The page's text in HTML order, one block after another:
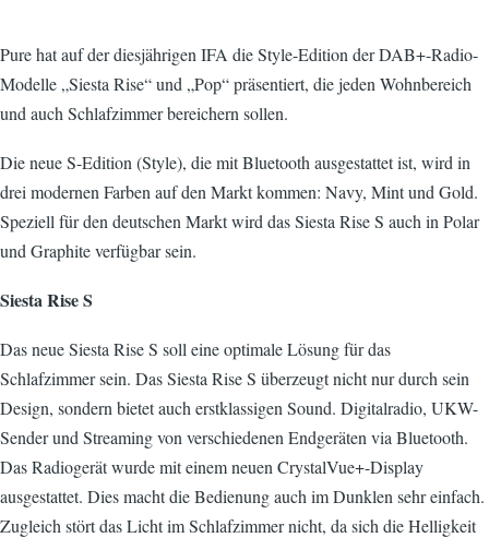
Pure hat auf der diesjährigen IFA die Style-Edition der DAB+-Radio-
Modelle „Siesta Rise“ und „Pop“ präsentiert, die jeden Wohnbereich
und auch Schlafzimmer bereichern sollen.
Die neue S-Edition (Style), die mit Bluetooth ausgestattet ist, wird in
drei modernen Farben auf den Markt kommen: Navy, Mint und Gold.
Speziell für den deutschen Markt wird das Siesta Rise S auch in Polar
und Graphite verfügbar sein.
Siesta Rise S
Das neue Siesta Rise S soll eine optimale Lösung für das
Schlafzimmer sein. Das Siesta Rise S überzeugt nicht nur durch sein
Design, sondern bietet auch erstklassigen Sound. Digitalradio, UKW-
Sender und Streaming von verschiedenen Endgeräten via Bluetooth.
Das Radiogerät wurde mit einem neuen CrystalVue+-Display
ausgestattet. Dies macht die Bedienung auch im Dunklen sehr einfach.
Zugleich stört das Licht im Schlafzimmer nicht, da sich die Helligkeit